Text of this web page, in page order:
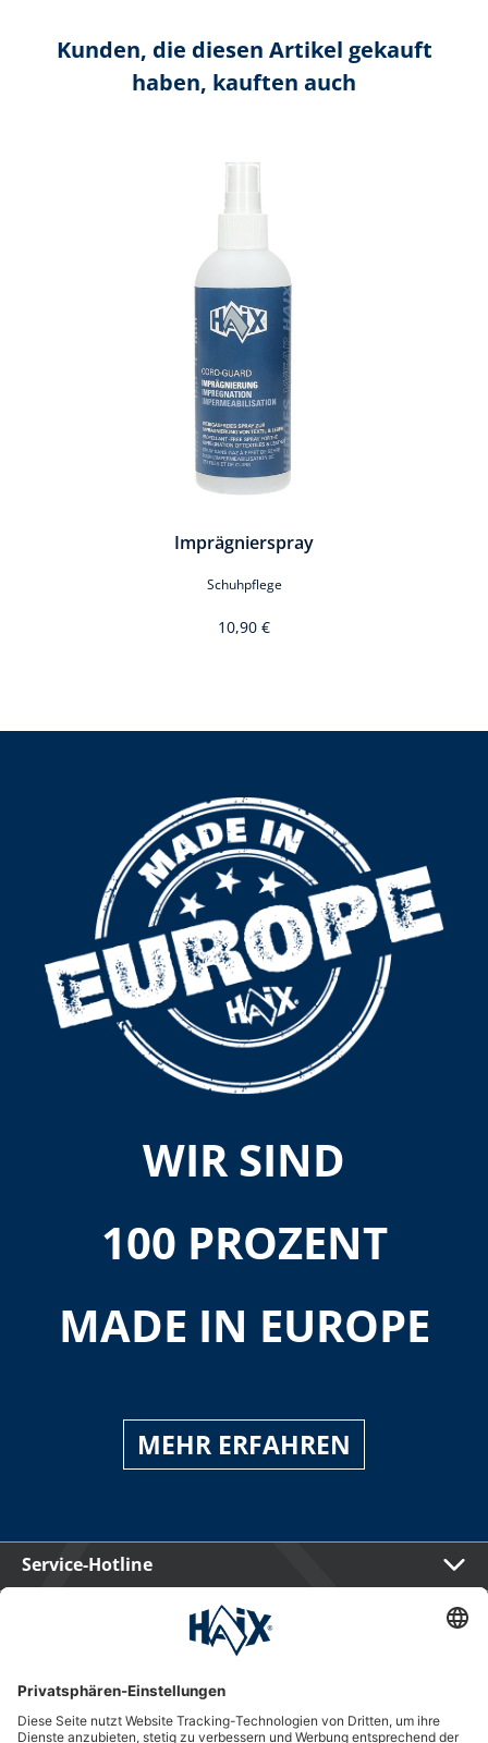
Kunden, die diesen Artikel gekauft
haben, kauften auch
Produktgalerie überspringen
Imprägnierspray
Schuhpflege
10,90 €
WIR SIND
100 PROZENT
MADE IN EUROPE
MEHR ERFAHREN
Service-Hotline
Shop Service